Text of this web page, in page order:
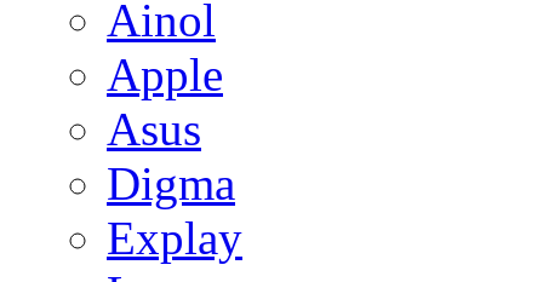
Ainol
Apple
Asus
Digma
Explay